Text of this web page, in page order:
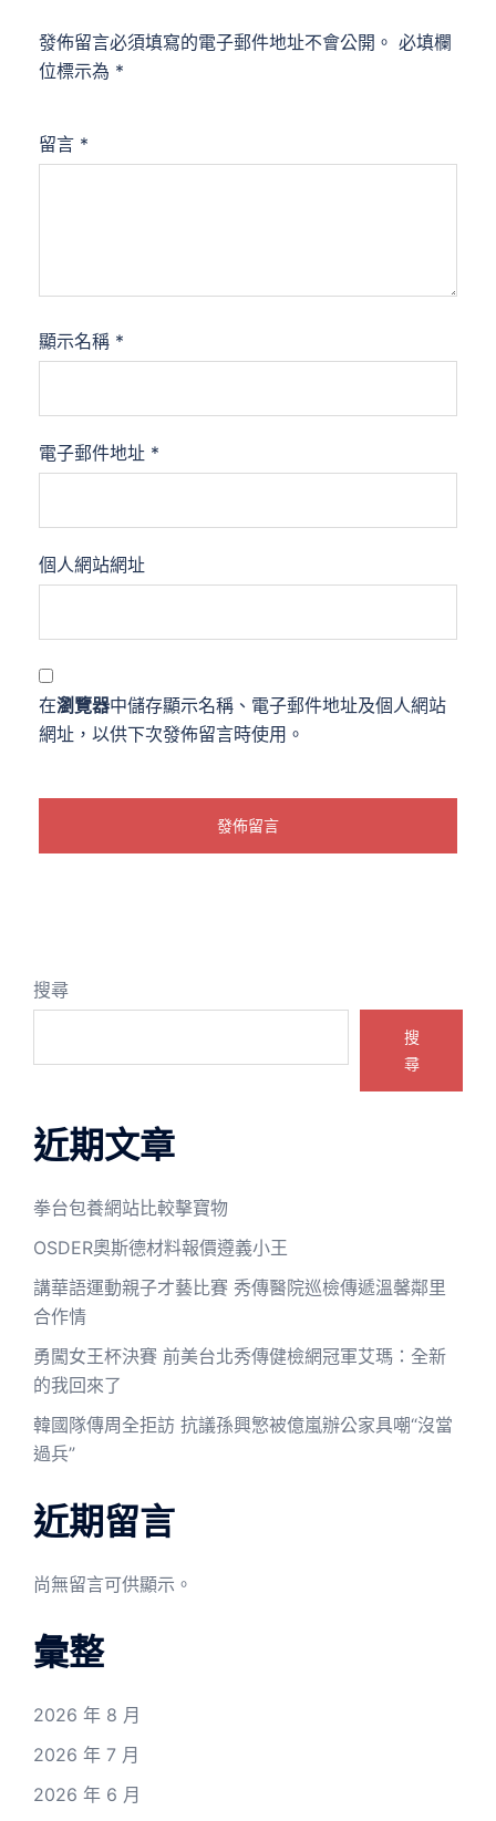
發佈留言必須填寫的電子郵件地址不會公開。 必填欄
位標示為 *
留言 *
顯示名稱 *
電子郵件地址 *
個人網站網址
在瀏覽器中儲存顯示名稱、電子郵件地址及個人網站
網址，以供下次發佈留言時使用。
搜尋
搜
尋
近期文章
拳台包養網站比較擊寶物
OSDER奧斯德材料報價遵義小王
講華語運動親子才藝比賽 秀傳醫院巡檢傳遞溫馨鄰里
合作情
勇闖女王杯決賽 前美台北秀傳健檢網冠軍艾瑪：全新
的我回來了
韓國隊傳周全拒訪 抗議孫興慜被億嵐辦公家具嘲“沒當
過兵”
近期留言
尚無留言可供顯示。
彙整
2026 年 8 月
2026 年 7 月
2026 年 6 月